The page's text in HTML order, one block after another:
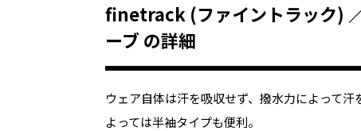
finetrack (ファイントラック)
ーブ の詳細
ウェア自体は汗を吸収せず、撥水力によって
よっては半袖タイプも便利。